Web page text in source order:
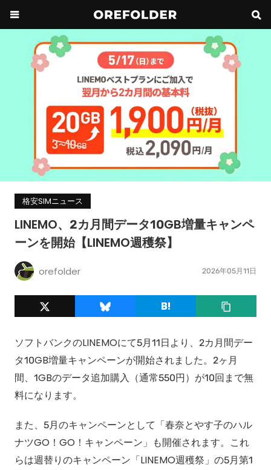
格安SIMニュース
LINEMO、2カ月間データ10GB増量キャンペ
ーンを開始【LINEMO週穫祭】
orefolder 2026年05月11日
ソフトバンクのLINEMOにて5月11日より、2カ月間デー
タ10GB増量キャンペーンが開始されました。2ヶ月
間、1GBのデータ追加購入（通常550円）が10回まで無
料になります。
また、5月のキャンペーンとして「春奈とやす子のハル
ナツGO！GO！キャンペーン」も開催されます。これ
らは週替りのキャンペーン「LINEMO週穫祭」の5月第1